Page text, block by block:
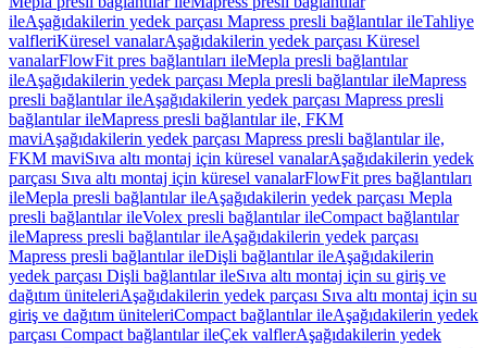
ileAşağıdakilerin yedek parçası Mapress presli bağlantılar ileTahliye
valfleriKüresel vanalarAşağıdakilerin yedek parçası Küresel
vanalarFlowFit pres bağlantıları ileMepla presli bağlantılar
ileAşağıdakilerin yedek parçası Mepla presli bağlantılar ileMapress
presli bağlantılar ileAşağıdakilerin yedek parçası Mapress presli
bağlantılar ileMapress presli bağlantılar ile, FKM
maviAşağıdakilerin yedek parçası Mapress presli bağlantılar ile,
FKM maviSıva altı montaj için küresel vanalarAşağıdakilerin yedek
parçası Sıva altı montaj için küresel vanalarFlowFit pres bağlantıları
ileMepla presli bağlantılar ileAşağıdakilerin yedek parçası Mepla
presli bağlantılar ileVolex presli bağlantılar ileCompact bağlantılar
ileMapress presli bağlantılar ileAşağıdakilerin yedek parçası
Mapress presli bağlantılar ileDişli bağlantılar ileAşağıdakilerin
yedek parçası Dişli bağlantılar ileSıva altı montaj için su giriş ve
dağıtım üniteleriAşağıdakilerin yedek parçası Sıva altı montaj için su
giriş ve dağıtım üniteleriCompact bağlantılar ileAşağıdakilerin yedek
parçası Compact bağlantılar ileÇek valflerAşağıdakilerin yedek